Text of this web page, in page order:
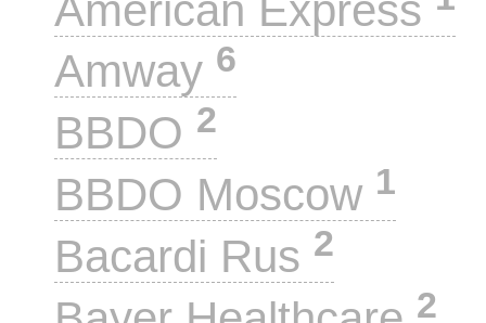
Amway 6
BBDO 2
BBDO Moscow 1
Bacardi Rus 2
2